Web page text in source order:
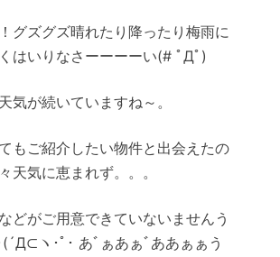
グズグズ晴れたり降ったり梅雨に
はいりなさーーーーい(# ﾟДﾟ)
気が続いていますね～。
もご紹介したい物件と出会えたの
天気に恵まれず。。。
どがご用意できていないませんう
(´Д⊂ヽ･ﾟ･ あﾞぁあぁﾞああぁぁう